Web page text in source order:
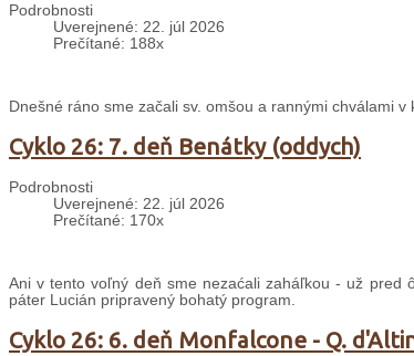
Podrobnosti
Uverejnené: 22. júl 2026
Prečítané: 188x
Dnešné ráno sme začali sv. omšou a rannými chválami
Cyklo 26: 7. deň Benátky (oddych)
Podrobnosti
Uverejnené: 22. júl 2026
Prečítané: 170x
Ani v tento voľný deň sme nezaćali zaháľkou - už pred
páter Lucián pripravený bohatý program.
Cyklo 26: 6. deň Monfalcone - Q.